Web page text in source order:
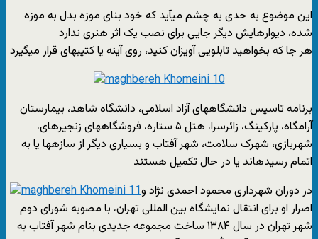
این موضوع به حدی به چشم میآید که خود بنای موزه بدل به موزه
شده، دیوارهایش دیگر جایی برای نصب یک اثر هنری ندارد
هر جا که بخواهید تابلویی آویزان کنید، روی آینه یا کتیبهای قرار میگیرد
برنامه تاسیس دانشگاههای آزاد اسلامی، دانشگاه شاهد، بیمارستان
آرامگاه، پارکینگ، زائرسرا، هتل ۵ ستاره، فروشگاههای زنجیرهای،
شهربازی، شهرک سلامت، شهر آفتاب و بسیاری دیگر از سازهها یا به
اتمام رسیدهاند یا در حال تکمیل هستند
در دوران شهرداری محمود احمدی نژاد و
اصرار او برای انتقال نمایشگاه بین المللی تهران، با مصوبه شورای دوم
شهر تهران در سال ۱۳۸۴ ساخت مجموعه جدیدی بنام شهر آفتاب به